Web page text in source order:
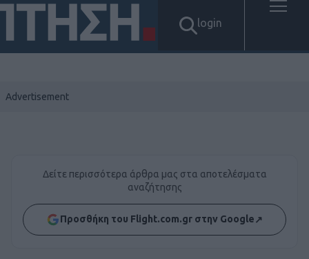
login
Δείτε περισσότερα άρθρα μας στα αποτελέσματα
αναζήτησης
Προσθήκη του Flight.com.gr στην Google↗